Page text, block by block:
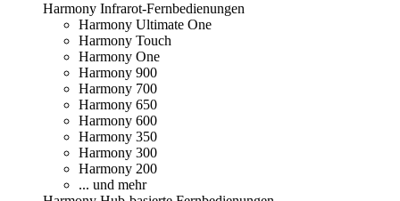
Harmony Infrarot-Fernbedienungen
Harmony Ultimate One
Harmony Touch
Harmony One
Harmony 900
Harmony 700
Harmony 650
Harmony 600
Harmony 350
Harmony 300
Harmony 200
... und mehr